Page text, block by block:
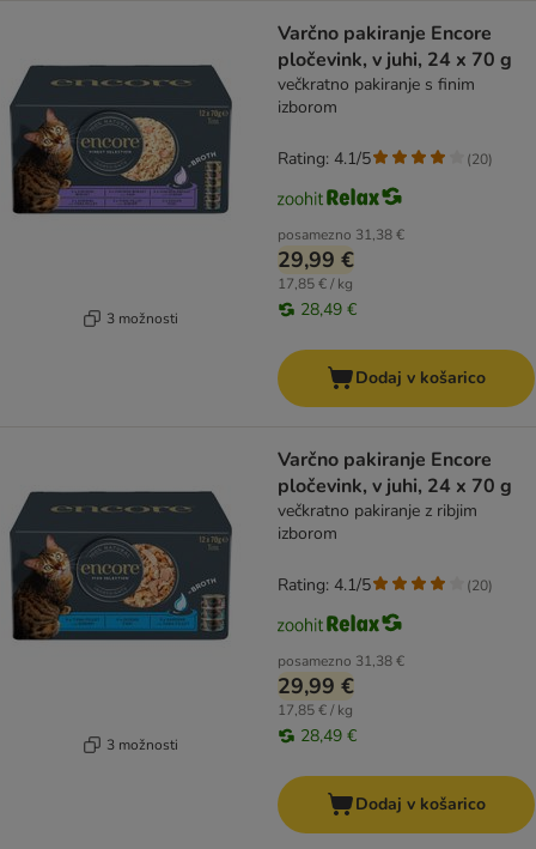
3 možnosti
Varčno pakiranje Encore
pločevink, v juhi, 24 x 70 g
večkratno pakiranje s finim
izborom
posamezno 31,38 €
29,99 €
17,85 € / kg
28,49 €
Rating: 4.1/5 (20)
Dodaj v košarico
3 možnosti
Varčno pakiranje Encore
pločevink, v juhi, 24 x 70 g
večkratno pakiranje z ribjim
izborom
posamezno 31,38 €
29,99 €
17,85 € / kg
28,49 €
Rating: 4.1/5 (20)
Dodaj v košarico